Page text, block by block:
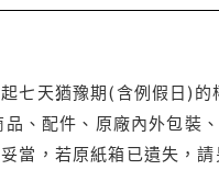
七天猶豫期(含例假日)
、配件、原廠內外包裝
當，若原紙箱已遺失，